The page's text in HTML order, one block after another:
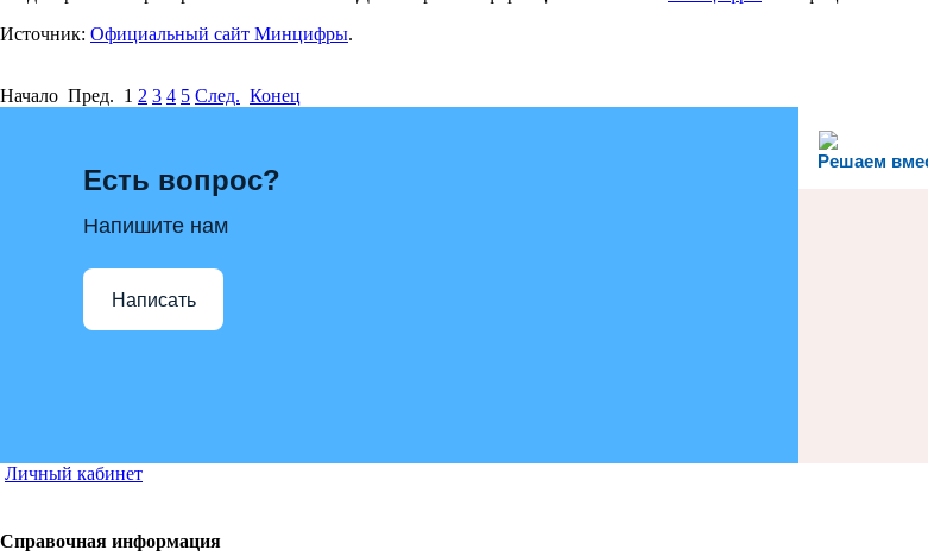
Источник: Официальный сайт Минцифры.
Начало Пред. 1 2 3 4 5 След. Конец
Решаем
Есть вопрос?
Напишите нам
Написать
Личный кабинет
Справочная информация